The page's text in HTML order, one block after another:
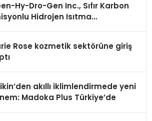
Hy-Dro-Gen Inc., Sıfır Karbon
Hidrojen Isıtma
Rose kozmetik sektörüne giriş
akıllı iklimlendirmede yeni
Madoka Plus Türkiye’de